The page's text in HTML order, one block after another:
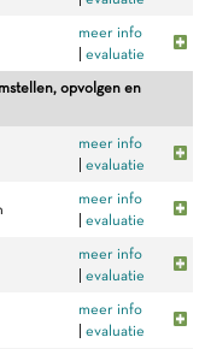
meer info
evaluatie
opvolgen en
meer info
evaluatie
meer info
evaluatie
meer info
evaluatie
meer info
evaluatie